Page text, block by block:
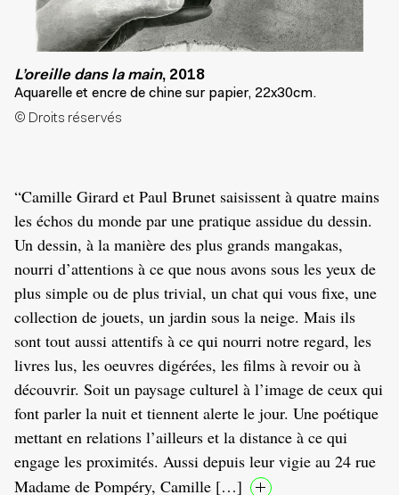
L’oreille dans la main, 2018
Aquarelle et encre de chine sur papier, 22x30cm.
© Droits réservés
“Camille Girard et Paul Brunet saisissent à quatre mains
les échos du monde par une pratique assidue du dessin.
Un dessin, à la manière des plus grands mangakas,
nourri d’attentions à ce que nous avons sous les yeux de
plus simple ou de plus trivial, un chat qui vous fixe, une
collection de jouets, un jardin sous la neige. Mais ils
sont tout aussi attentifs à ce qui nourri notre regard, les
livres lus, les oeuvres digérées, les films à revoir ou à
découvrir. Soit un paysage culturel à l’image de ceux qui
font parler la nuit et tiennent alerte le jour. Une poétique
mettant en relations l’ailleurs et la distance à ce qui
engage les proximités. Aussi depuis leur vigie au 24 rue
Madame de Pompéry, Camille […]